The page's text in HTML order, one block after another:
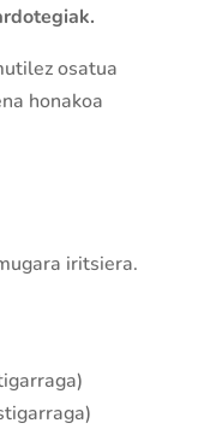
osatua
honakoa
iritsiera.